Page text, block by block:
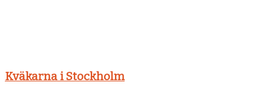
Kväkarna i Stockholm